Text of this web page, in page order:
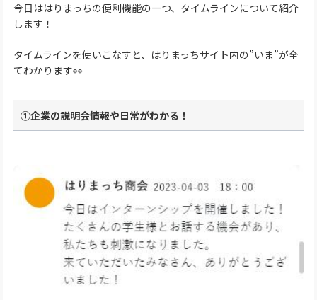
今日ははりまっちの便利機能の一つ、タイムラインについて紹介
します！
タイムラインを使いこなすと、はりまっちサイト内の”いま”が全
てわかります👀
①企業の説明会情報や日常がわかる！